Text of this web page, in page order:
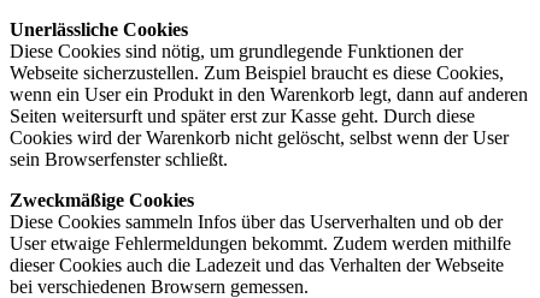
Unerlässliche Cookies
Diese Cookies sind nötig, um grundlegende Funktionen der
Webseite sicherzustellen. Zum Beispiel braucht es diese Cookies,
wenn ein User ein Produkt in den Warenkorb legt, dann auf anderen
Seiten weitersurft und später erst zur Kasse geht. Durch diese
Cookies wird der Warenkorb nicht gelöscht, selbst wenn der User
sein Browserfenster schließt.
Zweckmäßige Cookies
Diese Cookies sammeln Infos über das Userverhalten und ob der
User etwaige Fehlermeldungen bekommt. Zudem werden mithilfe
dieser Cookies auch die Ladezeit und das Verhalten der Webseite
bei verschiedenen Browsern gemessen.